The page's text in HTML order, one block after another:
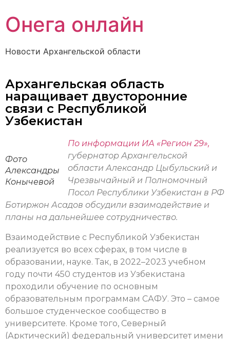
Онега онлайн
Новости Архангельской области
Архангельская область
наращивает двусторонние
связи с Республикой
Узбекистан
Фото
Александры
Конычевой
По информации ИА «Регион 29»,
губернатор Архангельской
области Александр Цыбульский и
Чрезвычайный и Полномочный
Посол Республики Узбекистан в РФ
Ботиржон Асадов обсудили взаимодействие и
планы на дальнейшее сотрудничество.
Взаимодействие с Республикой Узбекистан
реализуется во всех сферах, в том числе в
образовании, науке. Так, в 2022–2023 учебном
году почти 450 студентов из Узбекистана
проходили обучение по основным
образовательным программам САФУ. Это – самое
большое студенческое сообщество в
университете. Кроме того, Северный
(Арктический) федеральный университет имени